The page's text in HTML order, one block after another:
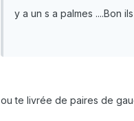
y a un s a palmes ....Bon
ou te livrée de paires de